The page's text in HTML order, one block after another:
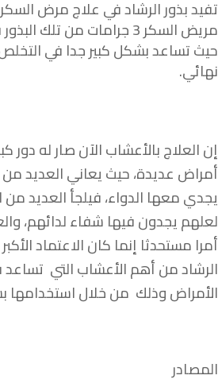
تفيد بذور الرشاد في علاج مرض
مريض السكر 3 جرامات من تلك
حيث تساعد بشكل كبير جدا في
نهائي.
إن العلاج بالأعشاب الآن صار له دور
أمراض عديدة، حيث يعاني العديد من
يجدي معها الدواء، فيلجأ العديد
لعلهم يجدون فيها شفاء لدائهم،
أمرا مستحدثا إنما كان الاعتماد
الرشاد من أهم الأعشاب التي
الأمراض وذلك من خلال
المصادر